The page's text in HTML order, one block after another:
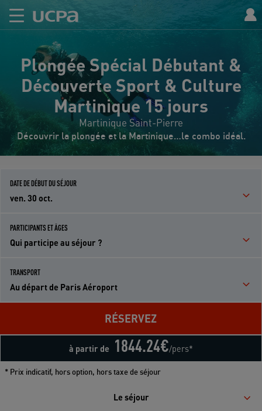
Plongée Spécial Débutant &
Découverte Sport & Culture
Martinique 15 jours
Martinique Saint-Pierre
Découvrir la plongée et la Martinique…le combo idéal.
DATE DE DÉBUT DU SÉJOUR
ven. 30 oct.
PARTICIPANTS ET ÂGES
Qui participe au séjour ?
TRANSPORT
Au départ de Paris Aéroport
à partir de 1844.24€/pers*
RÉSERVEZ
* Prix indicatif, hors option, hors taxe de séjour
Le séjour